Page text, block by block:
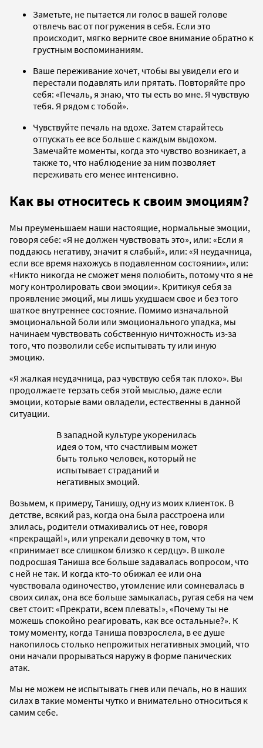
Заметьте, не пытается ли голос в вашей голове
отвлечь вас от погружения в себя. Если это
происходит, мягко верните свое внимание обратно к
грустным воспоминаниям.
Ваше переживание хочет, чтобы вы увидели его и
перестали подавлять или прятать. Повторяйте про
себя: «Печаль, я знаю, что ты есть во мне. Я чувствую
тебя. Я рядом с тобой».
Чувствуйте печаль на вдохе. Затем старайтесь
отпускать ее все больше с каждым выдохом.
Замечайте моменты, когда это чувство возникает, а
также то, что наблюдение за ним позволяет
переживать его менее интенсивно.
Как вы относитесь к своим эмоциям?
Мы преуменьшаем наши настоящие, нормальные эмоции,
говоря себе: «Я не должен чувствовать это», или: «Если я
поддаюсь негативу, значит я слабый», или: «Я неудачница,
если все время нахожусь в подавленном состоянии», или:
«Никто никогда не сможет меня полюбить, потому что я не
могу контролировать свои эмоции». Критикуя себя за
проявление эмоций, мы лишь ухудшаем свое и без того
шаткое внутреннее состояние. Помимо изначальной
эмоциональной боли или эмоционального упадка, мы
начинаем чувствовать собственную ничтожность из-за
того, что позволили себе испытывать ту или иную
эмоцию.
«Я жалкая неудачница, раз чувствую себя так плохо». Вы
продолжаете терзать себя этой мыслью, даже если
эмоции, которые вами овладели, естественны в данной
ситуации.
В западной культуре укоренилась
идея о том, что счастливым может
быть только человек, который не
испытывает страданий и
негативных эмоций.
Возьмем, к примеру, Танишу, одну из моих клиенток. В
детстве, всякий раз, когда она была расстроена или
злилась, родители отмахивались от нее, говоря
«прекращай!», или упрекали девочку в том, что
«принимает все слишком близко к сердцу». В школе
подросшая Таниша все больше задавалась вопросом, что
с ней не так. И когда кто-то обижал ее или она
чувствовала одиночество, утомление или сомневалась в
своих силах, она все больше замыкалась, ругая себя на чем
свет стоит: «Прекрати, всем плевать!», «Почему ты не
можешь спокойно реагировать, как все остальные?». К
тому моменту, когда Таниша повзрослела, в ее душе
накопилось столько непрожитых негативных эмоций, что
они начали прорываться наружу в форме панических
атак.
Мы не можем не испытывать гнев или печаль, но в наших
силах в такие моменты чутко и внимательно относиться к
самим себе.